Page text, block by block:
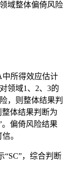
域整体偏倚风险
所得效应估计
领域1、2、3的
，则整体结果判
体结果判断为
。偏倚风险结果
。
“SC”，综合判断